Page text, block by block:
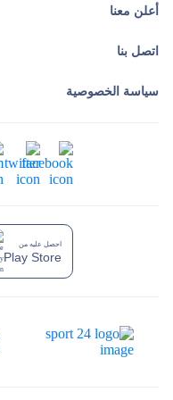
أعلن معنا
اتصل بنا
سياسة الخصوصية
احصل عليه من
Play Store